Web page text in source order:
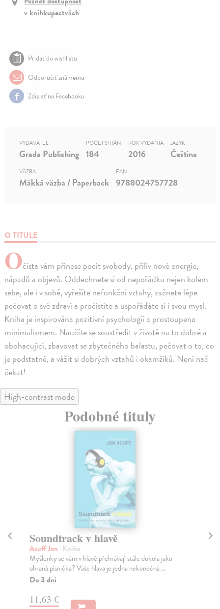
v kníhkupectvách
Pridať do wishlistu
Odporučiť známemu
Zdielať na Facebooku
O TITULE
Očista vám přinese pocit svobody, příliv nové energie,
nápadů a objevů. Oddechnete si od nepořádku nejen kolem
sebe, ale i v sobě, vyřešíte nefunkční vztahy, začnete lépe
pečovat o své zdraví a pročistíte a uspořádáte si i svou mysl.
Kniha je inspirována pozitivní psychologií a prostoupena
minimalismem. Naučíte se soustředit v životě na to dobré a
obohacující, zbavovat se zbytečného balastu, pečovat o to, co
je podstatné, a vážit si dobrých vztahů i okamžiků. Není nač
čekat!
VYDAVATEĽ
Grada Publishing
POČET STRÁN
184
ROK VYDANIA
2016
JAZYK
Čeština
VÄZBA
Mäkká väzba / Paperback
EAN
9788024757728
High-contrast mode
Podobné tituly
Soundtrack v hlavě
Acuff Jon | Kniha
Myšlenky se vám v hlavě přehrávají stále dokola jako
ohraná písnička? Vaše hlava je jedna nekonečná ...
Do 3 dní
11,63 €